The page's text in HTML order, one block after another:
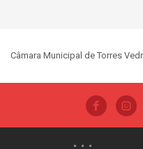
Câmara Municipal de Torres